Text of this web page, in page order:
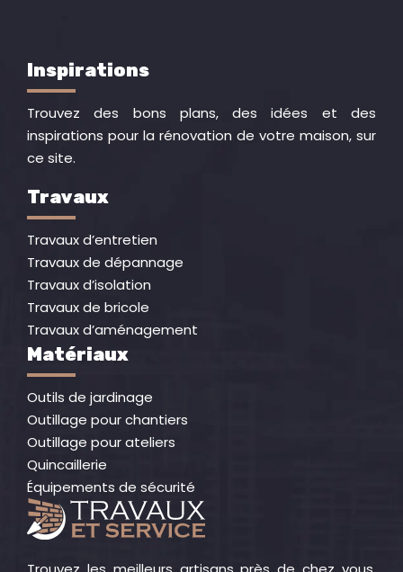
Inspirations
Trouvez des bons plans, des idées et des
inspirations pour la rénovation de votre maison, sur
ce site.
Travaux
Travaux d’entretien
Travaux de dépannage
Travaux d’isolation
Travaux de bricole
Travaux d’aménagement
Matériaux
Outils de jardinage
Outillage pour chantiers
Outillage pour ateliers
Quincaillerie
Équipements de sécurité